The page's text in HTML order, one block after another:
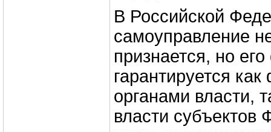
В Российской
самоуправление
признается, но
гарантируется
органами власти,
власти субъектов